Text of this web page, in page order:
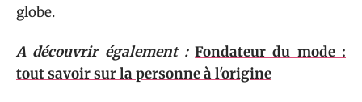
globe.
A découvrir également : Fondateur du mode :
tout savoir sur la personne à l'origine